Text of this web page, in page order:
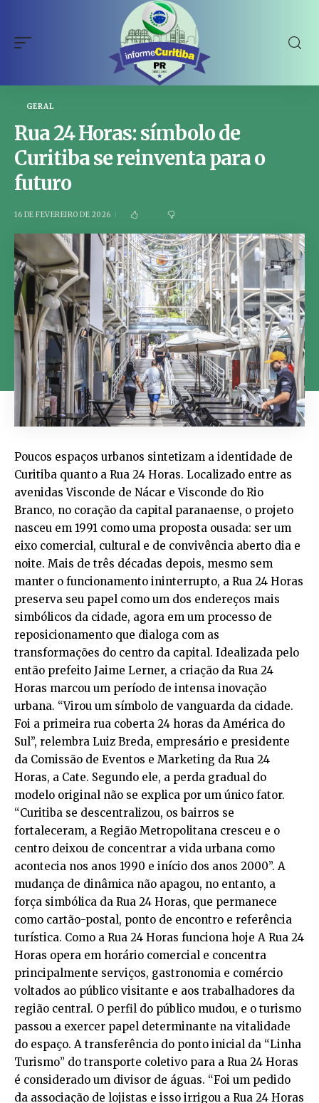
GERAL
Rua 24 Horas: símbolo de
Curitiba se reinventa para o
futuro
16 DE FEVEREIRO DE 2026
Poucos espaços urbanos sintetizam a identidade de
Curitiba quanto a Rua 24 Horas. Localizado entre as
avenidas Visconde de Nácar e Visconde do Rio
Branco, no coração da capital paranaense, o projeto
nasceu em 1991 como uma proposta ousada: ser um
eixo comercial, cultural e de convivência aberto dia e
noite. Mais de três décadas depois, mesmo sem
manter o funcionamento ininterrupto, a Rua 24 Horas
preserva seu papel como um dos endereços mais
simbólicos da cidade, agora em um processo de
reposicionamento que dialoga com as
transformações do centro da capital. Idealizada pelo
então prefeito Jaime Lerner, a criação da Rua 24
Horas marcou um período de intensa inovação
urbana. “Virou um símbolo de vanguarda da cidade.
Foi a primeira rua coberta 24 horas da América do
Sul”, relembra Luiz Breda, empresário e presidente
da Comissão de Eventos e Marketing da Rua 24
Horas, a Cate. Segundo ele, a perda gradual do
modelo original não se explica por um único fator.
“Curitiba se descentralizou, os bairros se
fortaleceram, a Região Metropolitana cresceu e o
centro deixou de concentrar a vida urbana como
acontecia nos anos 1990 e início dos anos 2000”. A
mudança de dinâmica não apagou, no entanto, a
força simbólica da Rua 24 Horas, que permanece
como cartão-postal, ponto de encontro e referência
turística. Como a Rua 24 Horas funciona hoje A Rua 24
Horas opera em horário comercial e concentra
principalmente serviços, gastronomia e comércio
voltados ao público visitante e aos trabalhadores da
região central. O perfil do público mudou, e o turismo
passou a exercer papel determinante na vitalidade
do espaço. A transferência do ponto inicial da “Linha
Turismo” do transporte coletivo para a Rua 24 Horas
é considerado um divisor de águas. “Foi um pedido
da associação de lojistas e isso irrigou a Rua 24 Horas